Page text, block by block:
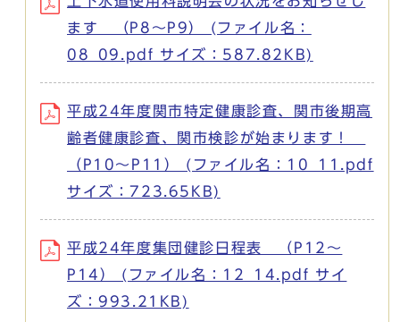
ます （P8～P9） (ファイル名：
08_09.pdf サイズ：587.82KB)
平成24年度関市特定健康診査、関市後期高
齢者健康診査、関市検診が始まります！
（P10～P11） (ファイル名：10_11.pdf
サイズ：723.65KB)
平成24年度集団健診日程表 （P12～
P14） (ファイル名：12_14.pdf サイ
ズ：993.21KB)